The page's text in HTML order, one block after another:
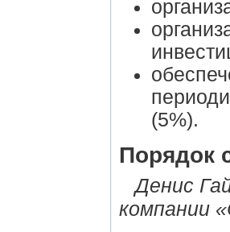
(5%).
Порядок
Денис
компании